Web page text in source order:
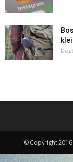
© Copyright 2016